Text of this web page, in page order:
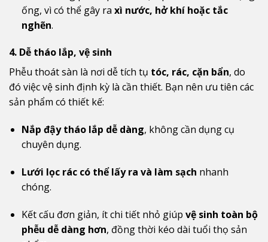
ống, vì có thể gây ra xì nước, hở khí hoặc tắc
nghẽn.
4. Dễ tháo lắp, vệ sinh
Phễu thoát sàn là nơi dễ tích tụ tóc, rác, cặn bẩn, do
đó việc vệ sinh định kỳ là cần thiết. Bạn nên ưu tiên các
sản phẩm có thiết kế:
Nắp đậy tháo lắp dễ dàng, không cần dụng cụ
chuyên dụng.
Lưới lọc rác có thể lấy ra và làm sạch nhanh
chóng.
Kết cấu đơn giản, ít chi tiết nhỏ giúp vệ sinh toàn bộ
phễu dễ dàng hơn, đồng thời kéo dài tuổi thọ sản